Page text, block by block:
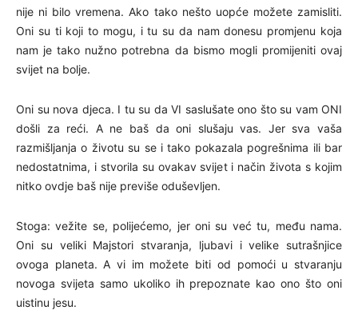
nije ni bilo vremena. Ako tako nešto uopće možete zamisliti.
Oni su ti koji to mogu, i tu su da nam donesu promjenu koja
nam je tako nužno potrebna da bismo mogli promijeniti ovaj
svijet na bolje.
Oni su nova djeca. I tu su da VI saslušate ono što su vam ONI
došli za reći. A ne baš da oni slušaju vas. Jer sva vaša
razmišljanja o životu su se i tako pokazala pogrešnima ili bar
nedostatnima, i stvorila su ovakav svijet i način života s kojim
nitko ovdje baš nije previše oduševljen.
Stoga: vežite se, polijećemo, jer oni su već tu, među nama.
Oni su veliki Majstori stvaranja, ljubavi i velike sutrašnjice
ovoga planeta. A vi im možete biti od pomoći u stvaranju
novoga svijeta samo ukoliko ih prepoznate kao ono što oni
uistinu jesu.